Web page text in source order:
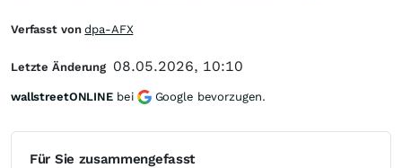
Für Sie zusammengefasst
Verfasst vondpa-AFX
Letzte Änderung 08.05.2026, 10:10
wallstreetONLINE bei Google bevorzugen.